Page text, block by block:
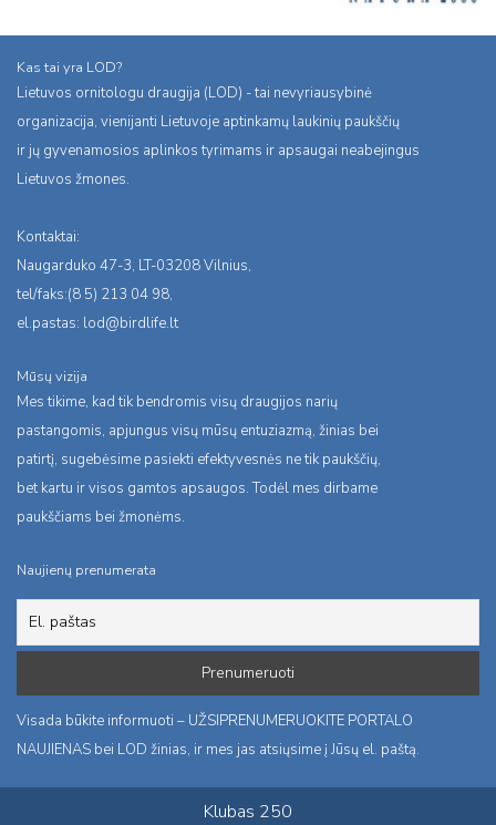
Kas tai yra LOD?
Lietuvos ornitologu draugija (LOD) - tai nevyriausybinė
organizacija, vienijanti Lietuvoje aptinkamų laukinių paukščių
ir jų gyvenamosios aplinkos tyrimams ir apsaugai neabejingus
Lietuvos žmones.
Kontaktai:
Naugarduko 47-3, LT-03208 Vilnius,
tel/faks:(8 5) 213 04 98,
el.pastas: lod@birdlife.lt
Mūsų vizija
Mes tikime, kad tik bendromis visų draugijos narių
pastangomis, apjungus visų mūsų entuziazmą, žinias bei
patirtį, sugebėsime pasiekti efektyvesnės ne tik paukščių,
bet kartu ir visos gamtos apsaugos. Todėl mes dirbame
paukščiams bei žmonėms.
Naujienų prenumerata
Visada būkite informuoti – UŽSIPRENUMERUOKITE PORTALO
NAUJIENAS bei LOD žinias, ir mes jas atsiųsime į Jūsų el. paštą.
Klubas 250